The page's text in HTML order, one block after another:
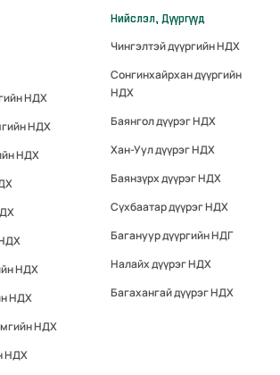
НДХ
НДХ
НДХ
НДХ
НДХ
НДХ
НДХ
Нийслэл, Дүүргүүд
Чингэлтэй дүүргийн НДХ
Сонгинхайрхан дүүргийн
НДХ
Баянгол дүүрэг НДХ
Хан-Уул дүүрэг НДХ
Баянзүрх дүүрэг НДХ
Сүхбаатар дүүрэг НДХ
Багануур дүүргийн НДГ
Налайх дүүрэг НДХ
Багахангай дүүрэг НДХ